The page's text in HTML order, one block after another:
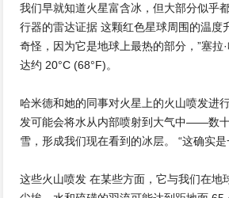
我们早就知道火星富含冰，但大部分似乎
行器的雷达证据 这颗红色星球周围的温度
奇怪，因为它是地球上最热的部分，”塞
达约 20°C (68°F)。
哈米德和她的同事对火星上的火山喷发进
发可能会将水从内部喷射到大气中——数
雪，形成我们现在看到的冰层。 “这确实是
这些火山喷发 在某些方面，它与我们在